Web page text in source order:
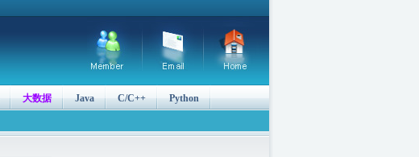
大数据 Java C/C++ Python